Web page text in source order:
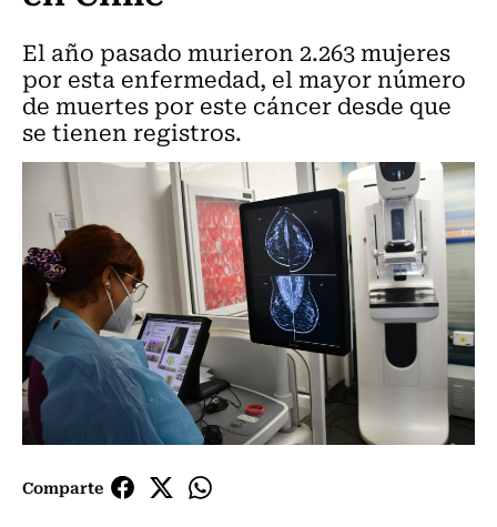
El año pasado murieron 2.263 mujeres
por esta enfermedad, el mayor número
de muertes por este cáncer desde que
se tienen registros.
Comparte